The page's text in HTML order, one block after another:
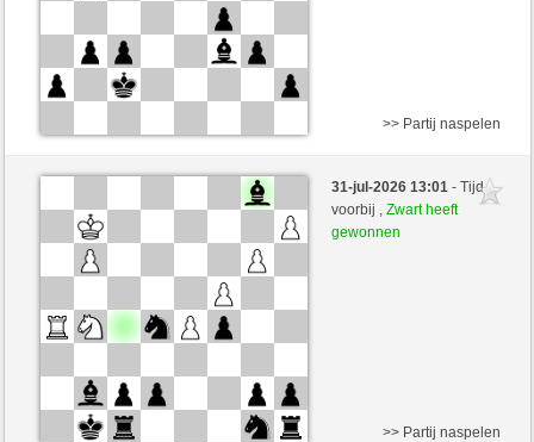
Wit
gimmy52 (1567) (-7)
Simonio (1776) (+7)
Speelduur: 5 minutes/side + 0 seconds/move
Partij telt mee voor de ranglijst
>> Partij naspelen
31-jul-2026 13:01- Tijd
voorbij ,Zwart heeft
gewonnen
>> Partij naspelen